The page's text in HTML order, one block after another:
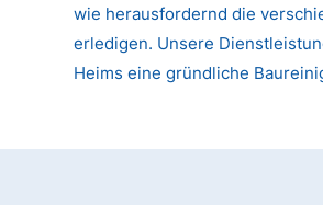
wie herausfordernd die
erledigen. Unsere
Heims eine gründliche